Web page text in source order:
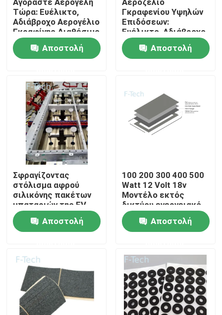
Σπίτι
Προϊόντα
Βίντεο
Εμφάνιση VR
Σχετικά με εμάς
Επισκεψή εργοστασίου
Έλεγχος ποιότητας
Ειδήσεις
Υποθέσεις
Αγοράστε Αερογέλη
Τώρα: Ευέλικτο,
Αδιάβροχο Αερογέλιο
Γκραφίνης Διαθέσιμο
για Πώληση
Αποστολή
Αεροζέλιο
Γκραφενίου Υψηλών
Επιδόσεων:
Ευέλικτο, Αδιάβροχο
και Διαθέσιμο για
ΠώλησηΑποστολή
Σφραγίζοντας
στόλισμα αφρού
σιλικόνης πακέτων
μπαταριών της EV
0.825.4mm πάχος
Αποστολή
100 200 300 400 500
Watt 12 Volt 18v
Μοντέλο εκτός
δικτύου ενεργειακό
σύστημα
Μονοκρυσταλλικό
ηλιακό πάνελ
Αποστολή